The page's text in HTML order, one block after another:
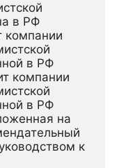
в РФ
компании
в РФ
компании
в РФ
на
к